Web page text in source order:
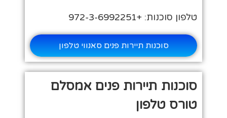
טלפון סוכנות: +972-3-6992251
סוכנות תיירות פנים סאנווי טלפון
סוכנות תיירות פנים אמסלם
טורס טלפון